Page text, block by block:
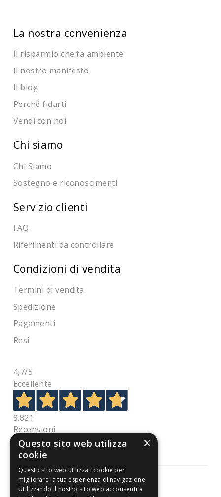
La nostra convenienza
Il risparmio che fa ambiente
Il nostro manifesto
Il blog
Perché fidarti
Vendi con noi
Chi siamo
Chi Siamo
Sostegno e riconoscimenti
Servizio clienti
FAQ
Riferimenti da controllare
Condizioni di vendita
Termini di vendita
Spedizione
Pagamenti
Resi
4,7/5
Eccellente
3.821
Recensioni
×
Questo sito web utilizza
cookie
Questo sito web utilizza i cookie per
migliorare la tua esperienza di navigazione.
Utilizzando il nostro sito web acconsenti a